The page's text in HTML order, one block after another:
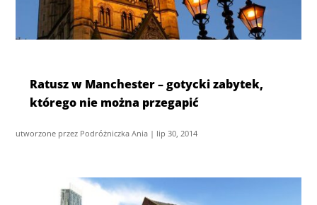
Ratusz w Manchester – gotycki zabytek,
którego nie można przegapić
utworzone przez Podróżniczka Ania | lip 30, 2014